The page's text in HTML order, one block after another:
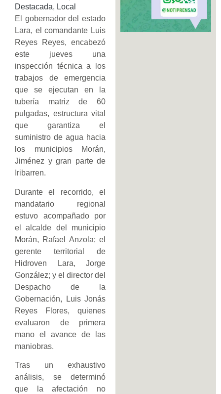
Destacada, Local
​El gobernador del estado
Lara, el comandante Luis
Reyes Reyes, encabezó
este jueves una
inspección técnica a los
trabajos de emergencia
que se ejecutan en la
tubería matriz de 60
pulgadas, estructura vital
que garantiza el
suministro de agua hacia
los municipios Morán,
Jiménez y gran parte de
Iribarren.
Durante el recorrido, el
mandatario regional
estuvo acompañado por
el alcalde del municipio
Morán, Rafael Anzola; el
gerente territorial de
Hidroven Lara, Jorge
González; y el director del
Despacho de la
Gobernación, Luis Jonás
Reyes Flores, quienes
evaluaron de primera
mano el avance de las
maniobras.
Tras un exhaustivo
análisis, se determinó
que la afectación no